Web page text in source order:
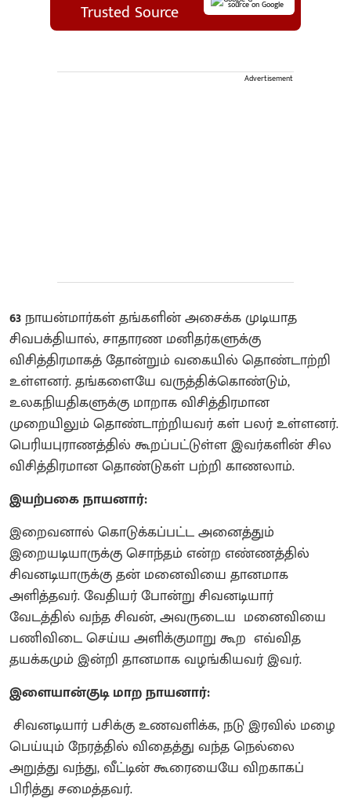
Trusted Source
source on Google
Advertisement
63நாயன்மார்கள் தங்களின் அசைக்க முடியாத
சிவபக்தியால், சாதாரண மனிதர்களுக்கு
விசித்திரமாகத் தோன்றும் வகையில் தொண்டாற்றி
உள்ளனர். தங்களையே வருத்திக்கொண்டும்,
உலகநியதிகளுக்கு மாறாக விசித்திரமான
முறையிலும் தொண்டாற்றியவர் கள் பலர் உள்ளனர்.
பெரியபுராணத்தில் கூறப்பட்டுள்ள இவர்களின் சில
விசித்திரமான தொண்டுகள் பற்றி காணலாம்.
இயற்பகை நாயனார்:
இறைவனால் கொடுக்கப்பட்ட அனைத்தும்
இறையடியாருக்கு சொந்தம் என்ற எண்ணத்தில்
சிவனடியாருக்கு தன் மனைவியை தானமாக
அளித்தவர். வேதியர் போன்று சிவனடியார்
வேடத்தில் வந்த சிவன், அவருடைய மனைவியை
பணிவிடை செய்ய அளிக்குமாறு கூற எவ்வித
தயக்கமும் இன்றி தானமாக வழங்கியவர் இவர்.
இளையான்குடி மாற நாயனார்:
சிவனடியார் பசிக்கு உணவளிக்க, நடு இரவில் மழை
பெய்யும் நேரத்தில் விதைத்து வந்த நெல்லை
அறுத்து வந்து, வீட்டின் கூரையையே விறகாகப்
பிரித்து சமைத்தவர்.